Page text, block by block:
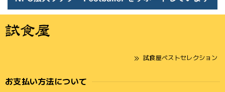
試食屋ベストセレクション
お支払い方法について